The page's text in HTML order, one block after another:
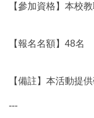
【參加資格】本校
【報名名額】48名
【備註】本活動提
---